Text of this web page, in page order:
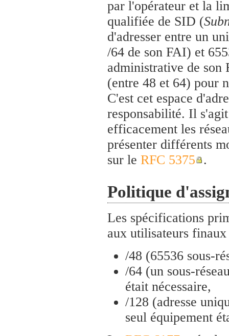
par l'opérateur et la
qualifiée de SID (
d'adresser entre un
/64 de son FAI) et
administrative de son
(entre 48 et 64) pour
C'est cet espace
responsabilité. Il
efficacement les
présenter différents
sur le RFC 5375 .
Politique
Les spécifications
aux utilisateurs
/48 (65536 sous-
/64 (un sous-
était nécessaire,
/128 (adresse
seul équipement